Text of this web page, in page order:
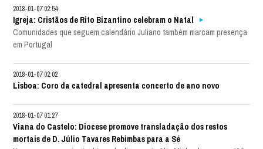
2018-01-07 02:54
Igreja: Cristãos de Rito Bizantino celebram o Natal
Comunidades que seguem calendário Juliano também marcam presença
em Portugal
2018-01-07 02:02
Lisboa: Coro da catedral apresenta concerto de ano novo
2018-01-07 01:27
Viana do Castelo: Diocese promove transladação dos restos
mortais de D. Júlio Tavares Rebimbas para a Sé